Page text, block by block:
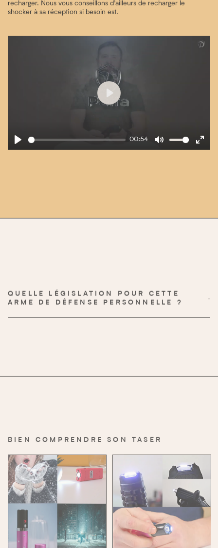
recharger. Nous vous conseillons d’ailleurs de recharger le
shocker à sa réception si besoin est.
00:54
Play
QUELLE LÉGISLATION POUR CETTE
ARME DE DÉFENSE PERSONNELLE ?
BIEN COMPRENDRE SON TASER